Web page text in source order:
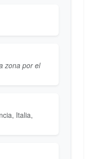
zona por el
Italia,